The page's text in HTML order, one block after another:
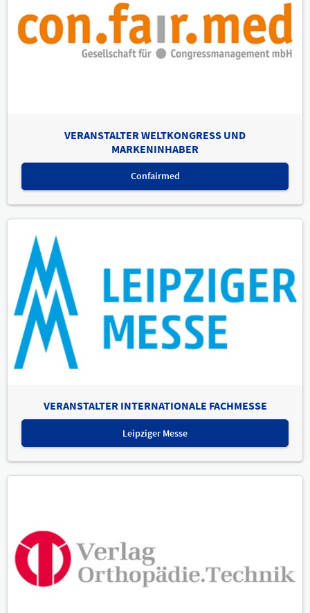
VERANSTALTER WELTKONGRESS UND
MARKENINHABER
Confairmed
VERANSTALTER INTERNATIONALE FACHMESSE
Leipziger Messe